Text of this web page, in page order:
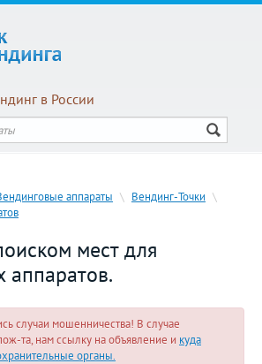
в России
аппараты \ Вендинг-Точки \
мест для
аппаратов.
случаи мошенничества! В случае
та, нам ссылку на объявление и куда
органы.